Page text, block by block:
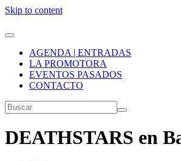
Skip to content
AGENDA | ENTRADAS
LA PROMOTORA
EVENTOS PASADOS
CONTACTO
DEATHSTARS en